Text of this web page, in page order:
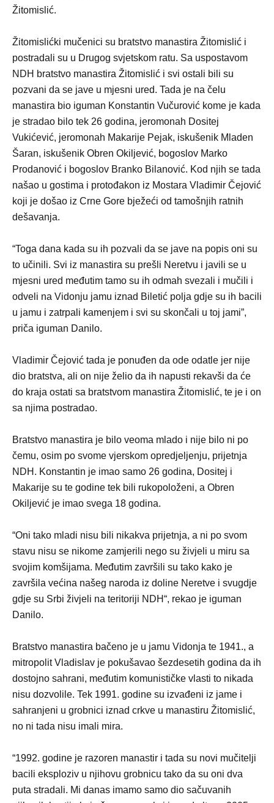
Žitomislić.
Žitomislićki mučenici su bratstvo manastira Žitomislić i
postradali su u Drugog svjetskom ratu. Sa uspostavom
NDH bratstvo manastira Žitomislić i svi ostali bili su
pozvani da se jave u mjesni ured. Tada je na čelu
manastira bio iguman Konstantin Vučurović kome je kada
je stradao bilo tek 26 godina, jeromonah Dositej
Vukićević, jeromonah Makarije Pejak, iskušenik Mladen
Šaran, iskušenik Obren Okiljević, bogoslov Marko
Prodanović i bogoslov Branko Bilanović. Kod njih se tada
našao u gostima i protođakon iz Mostara Vladimir Čejović
koji je došao iz Crne Gore bježeći od tamošnjih ratnih
dešavanja.
“Toga dana kada su ih pozvali da se jave na popis oni su
to učinili. Svi iz manastira su prešli Neretvu i javili se u
mjesni ured međutim tamo su ih odmah svezali i mučili i
odveli na Vidonju jamu iznad Biletić polja gdje su ih bacili
u jamu i zatrpali kamenjem i svi su skončali u toj jami”,
priča iguman Danilo.
Vladimir Čejović tada je ponuđen da ode odatle jer nije
dio bratstva, ali on nije želio da ih napusti rekavši da će
do kraja ostati sa bratstvom manastira Žitomislić, te je i on
sa njima postradao.
Bratstvo manastira je bilo veoma mlado i nije bilo ni po
čemu, osim po svome vjerskom opredjeljenju, prijetnja
NDH. Konstantin je imao samo 26 godina, Dositej i
Makarije su te godine tek bili rukopoloženi, a Obren
Okiljević je imao svega 18 godina.
“Oni tako mladi nisu bili nikakva prijetnja, a ni po svom
stavu nisu se nikome zamjerili nego su živjeli u miru sa
svojim komšijama. Međutim završili su tako kako je
završila većina našeg naroda iz doline Neretve i svugdje
gdje su Srbi živjeli na teritoriji NDH“, rekao je iguman
Danilo.
Bratstvo manastira bačeno je u jamu Vidonja te 1941., a
mitropolit Vladislav je pokušavao šezdesetih godina da ih
dostojno sahrani, međutim komunističke vlasti to nikada
nisu dozvolile. Tek 1991. godine su izvađeni iz jame i
sahranjeni u grobnici iznad crkve u manastiru Žitomislić,
no ni tada nisu imali mira.
“1992. godine je razoren manastir i tada su novi mučitelji
bacili eksploziv u njihovu grobnicu tako da su oni dva
puta stradali. Mi danas imamo samo dio sačuvanih